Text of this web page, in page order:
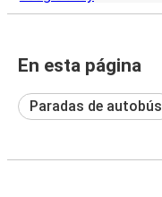
En esta página
Paradas de autobús